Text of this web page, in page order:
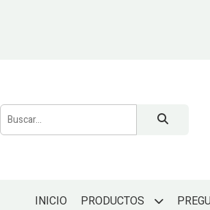
INICIO PRODUCTOS